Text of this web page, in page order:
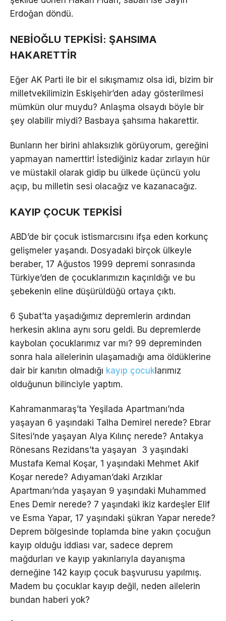
Erdoğan döndü.
NEBİOĞLU TEPKİSİ: ŞAHSIMA
HAKARETTİR
Eğer AK Parti ile bir el sıkışmamız olsa idi, bizim bir
milletvekilimizin Eskişehir’den aday gösterilmesi
mümkün olur muydu? Anlaşma olsaydı böyle bir
şey olabilir miydi? Basbaya şahsıma hakarettir.
Bunların her birini ahlaksızlık görüyorum, gereğini
yapmayan namerttir! İstediğiniz kadar zırlayın hür
ve müstakil olarak gidip bu ülkede üçüncü yolu
açıp, bu milletin sesi olacağız ve kazanacağız.
KAYIP ÇOCUK TEPKİSİ
ABD’de bir çocuk istismarcısını ifşa eden korkunç
gelişmeler yaşandı. Dosyadaki birçok ülkeyle
beraber, 17 Ağustos 1999 depremi sonrasında
Türkiye’den de çocuklarımızın kaçırıldığı ve bu
şebekenin eline düşürüldüğü ortaya çıktı.
6 Şubat’ta yaşadığımız depremlerin ardından
herkesin aklına aynı soru geldi. Bu depremlerde
kaybolan çocuklarımız var mı? 99 depreminden
sonra hala ailelerinin ulaşamadığı ama öldüklerine
dair bir kanıtın olmadığı kayıp çocuklarımız
olduğunun bilinciyle yaptım.
Kahramanmaraş’ta Yeşilada Apartmanı’nda
yaşayan 6 yaşındaki Talha Demirel nerede? Ebrar
Sitesi’nde yaşayan Alya Kılınç nerede? Antakya
Rönesans Rezidans’ta yaşayan 3 yaşındaki
Mustafa Kemal Koşar, 1 yaşındaki Mehmet Akif
Koşar nerede? Adıyaman’daki Arzıklar
Apartmanı’nda yaşayan 9 yaşındaki Muhammed
Enes Demir nerede? 7 yaşındaki ikiz kardeşler Elif
ve Esma Yapar, 17 yaşındaki şükran Yapar nerede?
Deprem bölgesinde toplamda bine yakın çocuğun
kayıp olduğu iddiası var, sadece deprem
mağdurları ve kayıp yakınlarıyla dayanışma
derneğine 142 kayıp çocuk başvurusu yapılmış.
Madem bu çocuklar kayıp değil, neden ailelerin
bundan haberi yok?